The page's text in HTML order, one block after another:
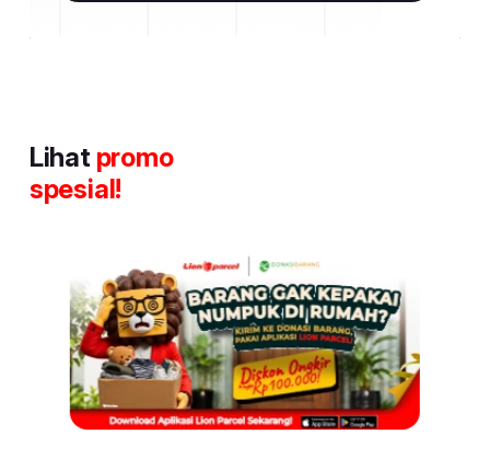
Lihat promo
spesial!